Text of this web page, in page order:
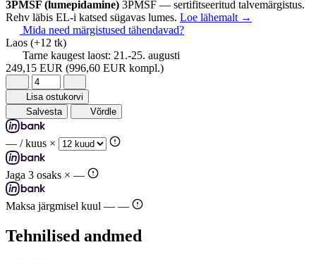
3PMSF (lumepidamine) 3PMSF — sertifitseeritud talvemärgistus.
Rehv läbis EL-i katsed sügavas lumes. Loe lähemalt →
Mida need märgistused tähendavad?
Laos (+12 tk)
Tarne kaugest laost: 21.-25. augusti
249,15 EUR (996,60 EUR kompl.)
Lisa ostukorvi
Salvesta
Võrdle
— / kuus ×
Jaga 3 osaks × —
Maksa järgmisel kuul — —
Tehnilised andmed